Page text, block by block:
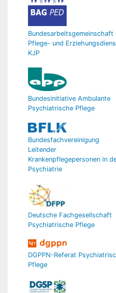
Bundesarbeitsgemeinschaft
Pflege- und
KJP
Bundesinitiative Ambulante
Psychiatrische Pflege
Bundesfachvereinigung
Leitender
Krankenpflegepersonen in
Psychiatrie
Deutsche Fachgesellschaft
Psychiatrische Pflege
DGPPN-Referat
Pflege